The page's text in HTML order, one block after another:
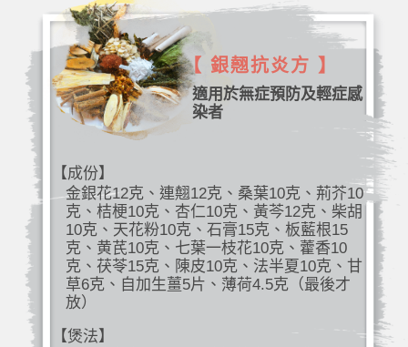
【 銀翹抗炎方 】
適用於無症預防及輕症感
染者
【成份】
金銀花12克、連翹12克、桑葉10克、荊芥10
克、桔梗10克、杏仁10克、黃芩12克、柴胡
10克、天花粉10克、石膏15克、板藍根15
克、黄芪10克、七葉一枝花10克、藿香10
克、茯苓15克、陳皮10克、法半夏10克、甘
草6克、自加生薑5片、薄荷4.5克（最後才
放）
【煲法】